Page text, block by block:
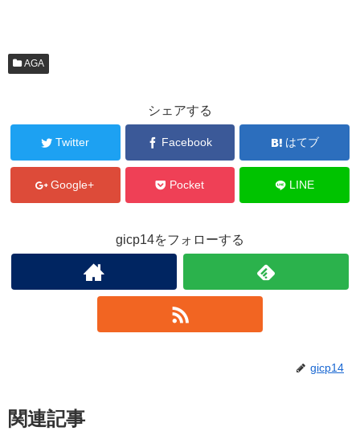
AGA
シェアする
Twitter Facebook はてブ
Google+ Pocket LINE
gicp14をフォローする
gicp14
関連記事